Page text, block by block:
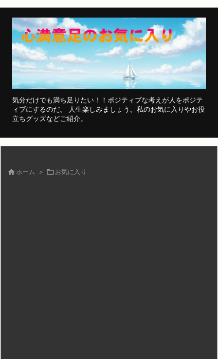
気分だけでも満ち足りたい！！ポジティブな考えが人をポジテ
ィブにするのだ。 人生楽しみましょう。私のお気に入りやお役
立ちグッズなどご紹介。
 ホーム > お気に入り